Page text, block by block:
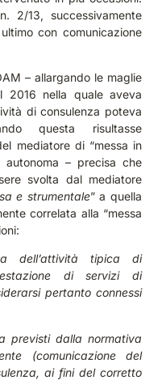
2/13, successivamente
con comunicazione
– allargando le maglie
2016 nella quale aveva
di consulenza poteva
questa risultasse
mediatore di “messa in
autonoma – precisa che
svolta dal mediatore
e strumentale” a quella
correlata alla “messa
dell’attività tipica di
di servizi di
pertanto connessi
previsti dalla normativa
(comunicazione del
ai fini del corretto